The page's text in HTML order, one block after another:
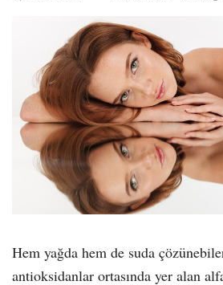
Hem yağda hem de suda
antioksidanlar ortasında yer alan